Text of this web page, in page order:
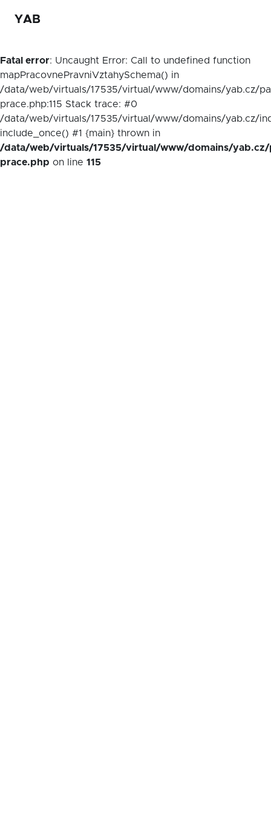
YAB
Fatal error: Uncaught Error: Call to undefined function
mapPracovnePravniVztahySchema() in
/data/web/virtuals/17535/virtual/www/domains/yab.cz/
prace.php:115 Stack trace: #0
/data/web/virtuals/17535/virtual/www/domains/yab.cz/
include_once() #1 {main} thrown in
/data/web/virtuals/17535/virtual/www/domains/yab.cz/
prace.php on line 115